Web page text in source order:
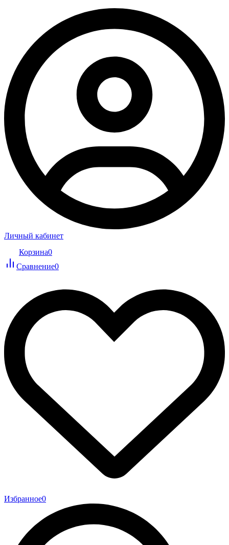
Личный кабинет
Корзина0
Сравнение0
Избранное0